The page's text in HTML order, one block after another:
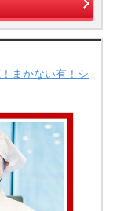
まかない有！シ